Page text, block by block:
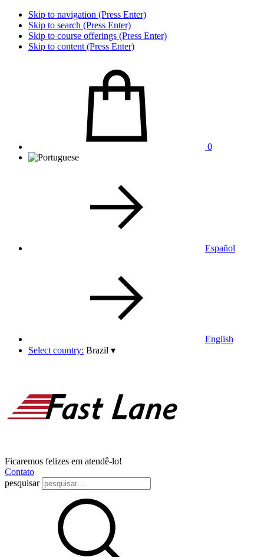
Skip to navigation (Press Enter)
Skip to search (Press Enter)
Skip to course offerings (Press Enter)
Skip to content (Press Enter)
0
Español
English
Select country: Brazil ▾
Ficaremos felizes em atendê-lo!
Contato
pesquisar